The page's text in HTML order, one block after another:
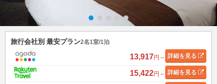
旅行会社別 最安プラン2名1室/1泊
13,917円～ 詳細を見る
15,422円～ 詳細を見る